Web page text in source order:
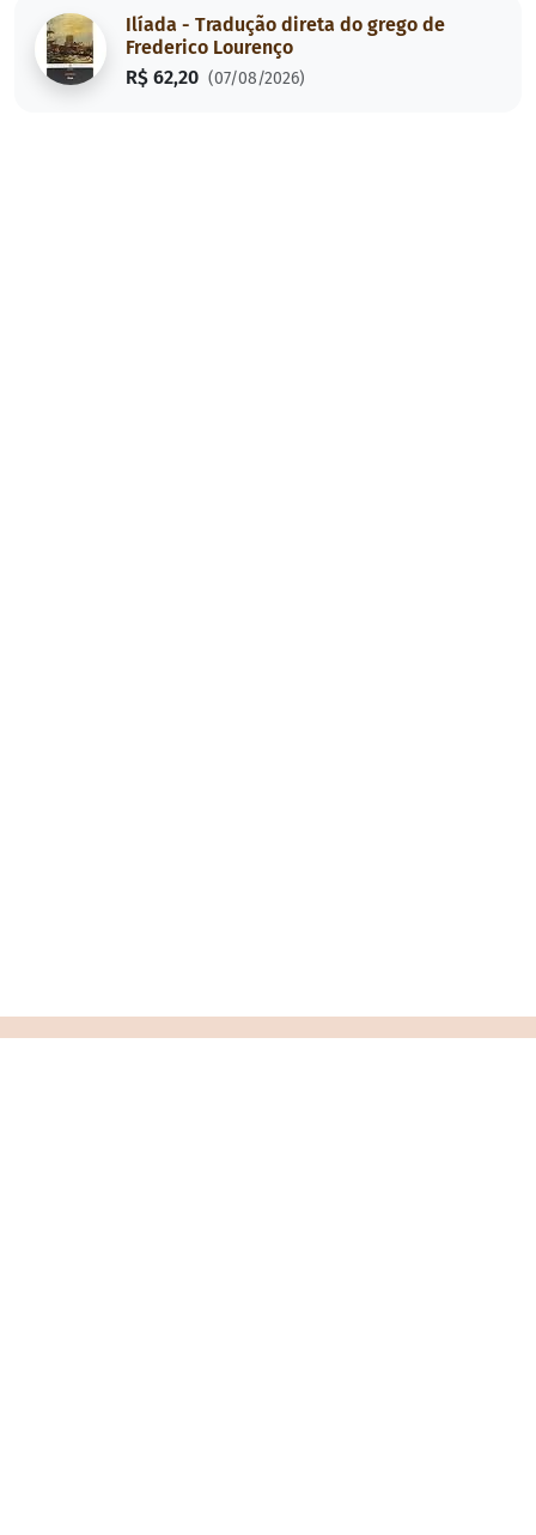
Ilíada - Tradução direta do grego de
Frederico Lourenço
R$ 62,20 (07/08/2026)